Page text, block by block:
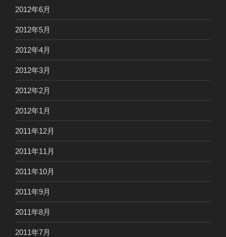
2012年6月
2012年5月
2012年4月
2012年3月
2012年2月
2012年1月
2011年12月
2011年11月
2011年10月
2011年9月
2011年8月
2011年7月